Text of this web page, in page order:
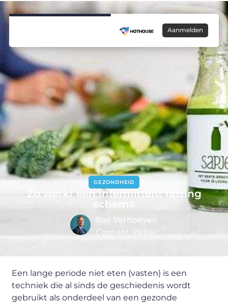
Aanmelden
GEZONDHEID
Zo werkt een intermittent fasting
schema
Bas Verhoeven
Content Writer
Een lange periode niet eten (vasten) is een
techniek die al sinds de geschiedenis wordt
gebruikt als onderdeel van een gezonde